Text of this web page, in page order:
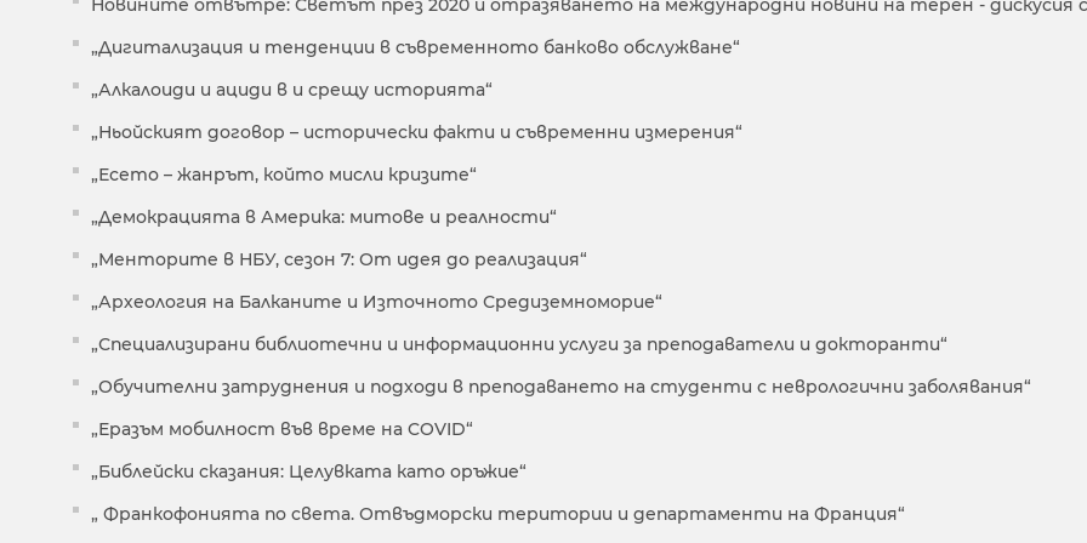
Новините отвътре: Светът през 2020 и отразяването на международни новини на терен - дискусия
„Дигитализация и тенденции в съвременното банково обслужване“
„Алкалоиди и ациди в и срещу историята“
„Ньойският договор – исторически факти и съвременни измерения“
„Есето – жанрът, който мисли кризите“
„Демокрацията в Америка: митове и реалности“
„Менторите в НБУ, сезон 7: От идея до реализация“
„Археология на Балканите и Източното Средиземноморие“
„Специализирани библиотечни и информационни услуги за преподаватели и докторанти“
„Обучителни затруднения и подходи в преподаването на студенти с неврологични заболявания“
„Еразъм мобилност във време на COVID“
„Библейски сказания: Целувката като оръжие“
„ Франкофонията по cвета. Отвъдморски територии и департаменти на Франция“